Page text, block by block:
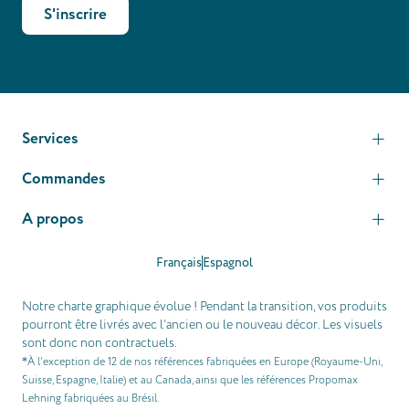
S'inscrire
Services
Commandes
A propos
FrançaisEspagnol
Notre charte graphique évolue ! Pendant la transition, vos produits
pourront être livrés avec l’ancien ou le nouveau décor. Les visuels
sont donc non contractuels.
*À l’exception de 12 de nos références fabriquées en Europe (Royaume-Uni,
Suisse, Espagne, Italie) et au Canada, ainsi que les références Propomax
Lehning fabriquées au Brésil.